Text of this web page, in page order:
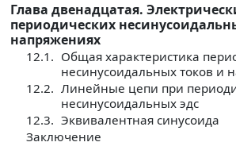
Глава двенадцатая.
периодических
напряжениях
12.1. Общая характеристика
несинусоидальных токов и
12.2. Линейные цепи при
несинусоидальных эдс
12.3. Эквивалентная синусоида
Заключение